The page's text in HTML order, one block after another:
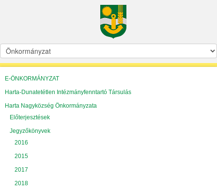
E-ÖNKORMÁNYZAT
Harta-Dunatetétlen Intézmányfenntartó Társulás
Harta Nagyközség Önkormányzata
Előterjesztések
Jegyzőkönyvek
2016
2015
2017
2018